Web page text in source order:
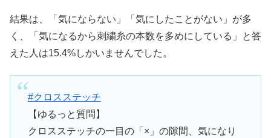
結果は、「気にならない」「気にしたことがない」が多
く、「気になるから刺繍糸の本数を多めにしている」と答
えた人は15.4%しかいませんでした。
#クロスステッチ
【ゆるっと質問】
クロスステッチの一目の「×」の隙間、気になり